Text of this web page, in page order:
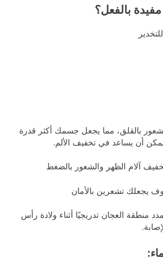
بالفعل؟
بالقلق، مما يجعل جسمك أكثر قدرة
أن يساعد في تخفيف الألم.
آلام الظهر والشعور بالضغط
يجعلك تشعرين بالأمان
منطقة العجان تدريجيًا أثناء ولادة رأس